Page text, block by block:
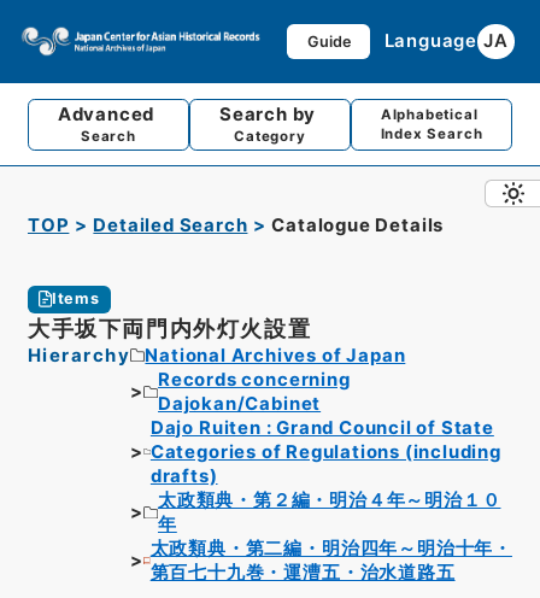
Guide Language JA
Advanced
Search
Search by
Category
Alphabetical
Index Search
TOP Detailed Search Catalogue Details
Items
大手坂下両門内外灯火設置
Hierarchy
National Archives of Japan
Records concerning
Dajokan/Cabinet
Dajo Ruiten : Grand Council of State
Categories of Regulations (including
drafts)
太政類典・第２編・明治４年～明治１０
年
太政類典・第二編・明治四年～明治十年・
第百七十九巻・運漕五・治水道路五